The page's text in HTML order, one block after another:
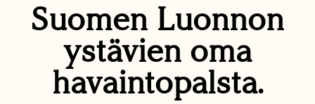
Suomen Luonnon
ystävien oma
havaintopalsta.